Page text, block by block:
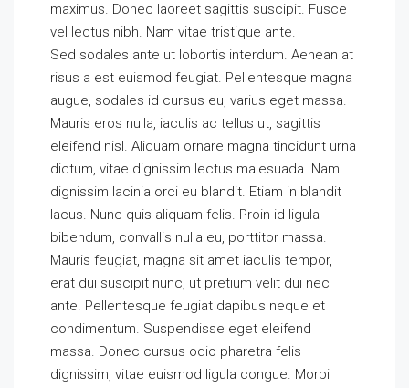
maximus. Donec laoreet sagittis suscipit. Fusce
vel lectus nibh. Nam vitae tristique ante.
Sed sodales ante ut lobortis interdum. Aenean at
risus a est euismod feugiat. Pellentesque magna
augue, sodales id cursus eu, varius eget massa.
Mauris eros nulla, iaculis ac tellus ut, sagittis
eleifend nisl. Aliquam ornare magna tincidunt urna
dictum, vitae dignissim lectus malesuada. Nam
dignissim lacinia orci eu blandit. Etiam in blandit
lacus. Nunc quis aliquam felis. Proin id ligula
bibendum, convallis nulla eu, porttitor massa.
Mauris feugiat, magna sit amet iaculis tempor,
erat dui suscipit nunc, ut pretium velit dui nec
ante. Pellentesque feugiat dapibus neque et
condimentum. Suspendisse eget eleifend
massa. Donec cursus odio pharetra felis
dignissim, vitae euismod ligula congue. Morbi